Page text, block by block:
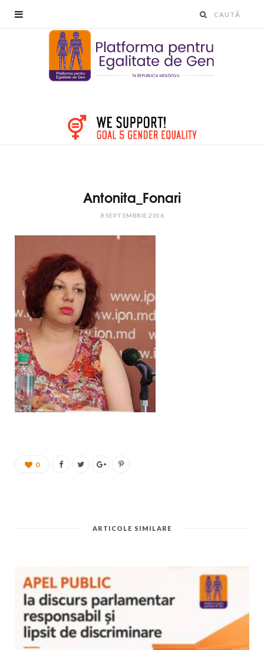
Antonita_Fonari
8 SEPTEMBRIE 2016
0
ARTICOLE SIMILARE